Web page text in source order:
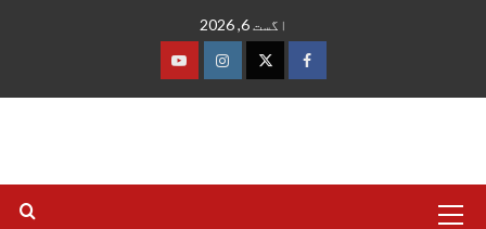
اگست 6, 2026
فیس
ٹوئٹرانسٹاگرام
یوٹیوب
Menu